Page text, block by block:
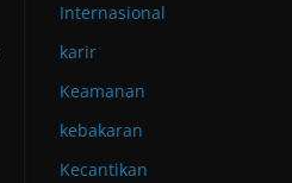
Internasional
karir
Keamanan
kebakaran
Kecantikan